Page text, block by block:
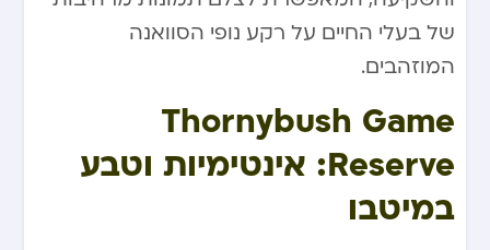
של בעלי החיים על רקע נופי הסוואנה
המוזהבים.
Thornybush Game
Reserve: אינטימיות וטבע
במיטבו